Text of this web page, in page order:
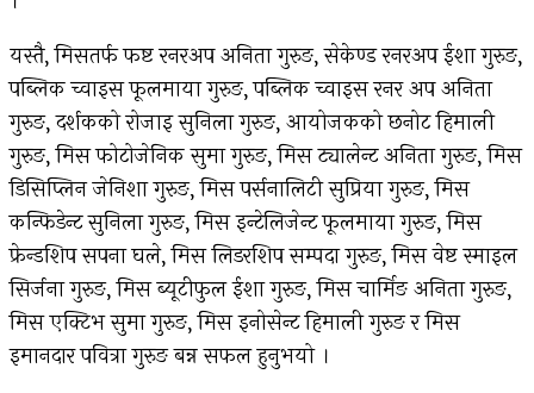
यस्तै, मिसतर्फ फष्ट रनरअप अनिता गुरुङ, सेकेण्ड रनरअप ईशा गुरुङ,
पब्लिक च्वाइस फूलमाया गुरुङ, पब्लिक च्वाइस रनर अप अनिता
गुरुङ, दर्शकको रोजाइ सुनिला गुरुङ, आयोजकको छनोट हिमाली
गुरुङ, मिस फोटोजेनिक सुमा गुरुङ, मिस ट्यालेन्ट अनिता गुरुङ, मिस
डिसिप्लिन जेनिशा गुरुङ, मिस पर्सनालिटी सुप्रिया गुरुङ, मिस
कन्फिडेन्ट सुनिला गुरुङ, मिस इन्टेलिजेन्ट फूलमाया गुरुङ, मिस
फ्रेन्डशिप सपना घले, मिस लिडरशिप सम्पदा गुरुङ, मिस वेष्ट स्माइल
सिर्जना गुरुङ, मिस ब्यूटीफुल ईशा गुरुङ, मिस चार्मिङ अनिता गुरुङ,
मिस एक्टिभ सुमा गुरुङ, मिस इनोसेन्ट हिमाली गुरुङ र मिस
इमानदार पवित्रा गुरुङ बन्न सफल हुनुभयो ।